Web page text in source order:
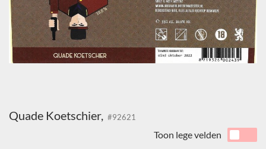
Quade Koetschier, #92621
Toon lege velden